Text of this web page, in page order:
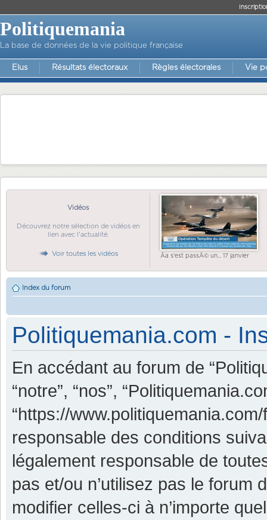
Politiquemania
La base de données de la vie politique française
Elus Résultats électoraux Règles électorales Vie
Vidéos
Découvrez notre sélection de vidéos en
lien avec l'actualité.
Voir toutes les vidéos Ãa s'est passÃ© un... 17 janvier
Index du forum
Politiquemania.com -
En accédant au forum de
“notre”, “nos”,
“https://
responsable des conditions
légalement responsable de
pas et/ou n’utilisez pas le forum
modifier celles-ci à n’importe